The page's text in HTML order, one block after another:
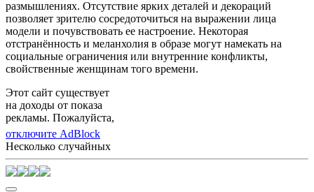
размышлениях. Отсутствие ярких деталей и декораций
позволяет зрителю сосредоточиться на выражении лица
модели и почувствовать ее настроение. Некоторая
отстранённость и меланхолия в образе могут намекать на
социальные ограничения или внутренние конфликты,
свойственные женщинам того времени.
Этот сайт существует
на доходы от показа
рекламы. Пожалуйста,
отключите AdBlock
Несколько случайных